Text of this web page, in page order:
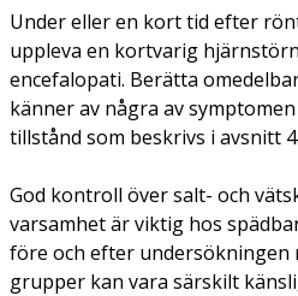
Under eller en kort tid efter
uppleva en kortvarig
encefalopati. Berätta
känner av några av
tillstånd som beskrivs i avsnitt 4.
God kontroll över salt- och
varsamhet är viktig hos
före och efter undersökningen
grupper kan vara särskilt